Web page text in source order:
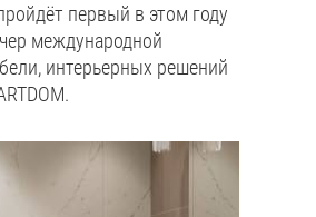
первый в этом году
международной
интерьерных решений